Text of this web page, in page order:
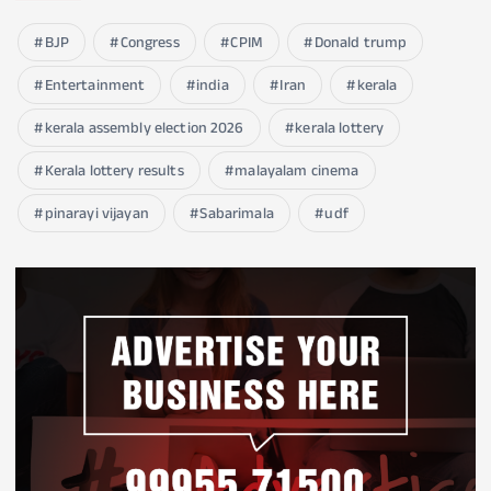
BJP Congress CPIM
Donald trump
Entertainment
india Iran
kerala
kerala assembly election 2026
kerala lottery
Kerala lottery results
malayalam cinema
pinarayi vijayan
Sabarimala udf